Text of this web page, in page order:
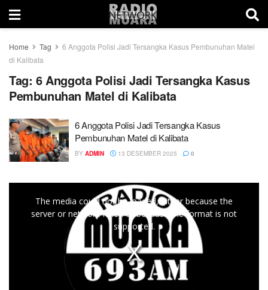
Home Tag
6 Anggota Polisi Jadi Tersangka Kasus Pembunuhan Matel
di Kalibata
Tag: 6 Anggota Polisi Jadi Tersangka Kasus
Pembunuhan Matel di Kalibata
6 Anggota Polisi Jadi Tersangka Kasus
Pembunuhan Matel di Kalibata
BY ADMIN 13 DESEMBER 2025 0
The media could not be loaded, either because the
server or network failed or because the format is not
supported.